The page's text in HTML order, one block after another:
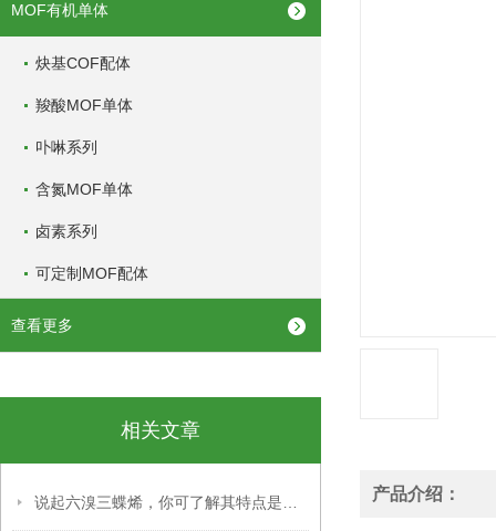
MOF有机单体
炔基COF配体
羧酸MOF单体
卟啉系列
含氮MOF单体
卤素系列
可定制MOF配体
查看更多
相关文章
产品介绍：